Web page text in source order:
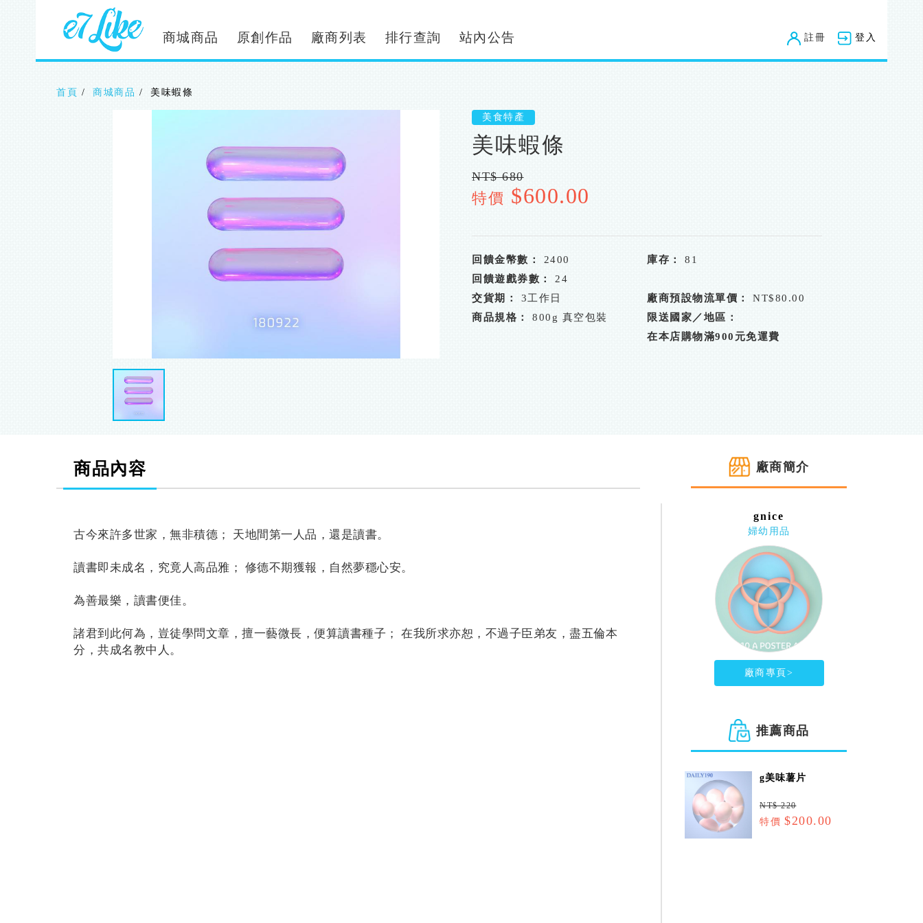
商城商品 原創作品 廠商列表 排行查詢 站內公告 註冊 登入
首頁 商城商品 美味蝦條
美食特產
美味蝦條
NT$ 680
特價 $600.00
回饋金幣數： 2400 庫存：
81
回饋遊戲券數：
24
交貨期：
3工作日 廠商預設物流單價：
NT$80.00
商品規格：
800g 真空包裝
限送國家／地區：
在本店購物滿900元免運費
商品內容
古今來許多世家，無非積德； 天地間第一人品，還是讀書。
讀書即未成名，究竟人高品雅； 修德不期獲報，自然夢穩心安。
為善最樂，讀書便佳。
諸君到此何為，豈徒學問文章，擅一藝微長，便算讀書種子； 在我所求亦恕，不過子臣弟友，盡五倫本
分，共成名教中人。
廠商簡介
gnice
婦幼用品
廠商專頁>
推薦商品
go美味方塊酥
NT$ 250
特價 $200.00
g美味薯片
NT$ 220
特價 $200.00